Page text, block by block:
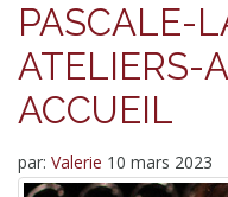
PASCALE-
ATELIERS-
ACCUEIL
par: Valerie 10 mars 2023